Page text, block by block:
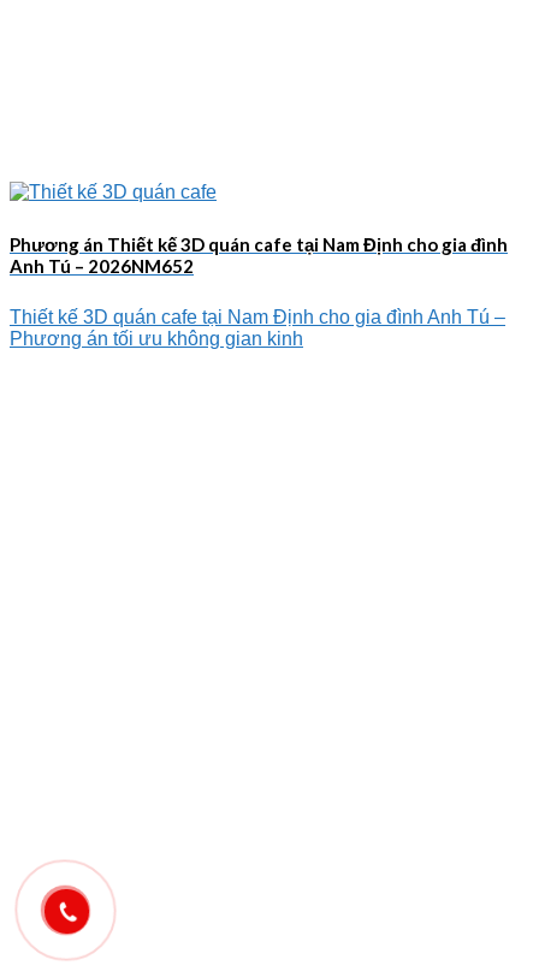
Phương án Thiết kế 3D quán cafe tại Nam Định cho gia đình
Anh Tú – 2026NM652
Thiết kế 3D quán cafe tại Nam Định cho gia đình Anh Tú –
Phương án tối ưu không gian kinh